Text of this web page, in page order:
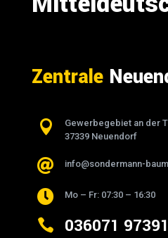
Zentrale

Gewerbegebiet an der
37339 Neuendorf
 info@sondermann-
 Mo – Fr: 07:30 – 16:30
 036071 97391